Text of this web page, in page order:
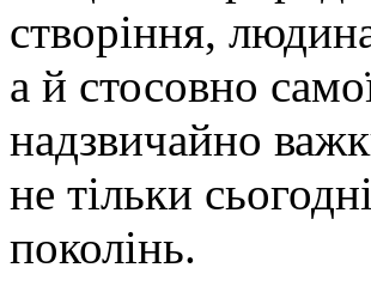
створіння,
а й стосовно
надзвичайно
не тільки
поколінь.